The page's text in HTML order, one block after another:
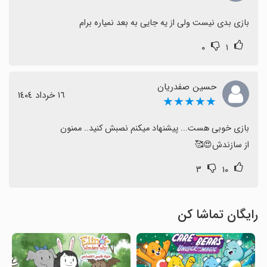
بازی بدی نیست ولی از یه جایی به بعد نمیاره برام
۱ ۰
حسین صفدریان
★★★★★ ١٦ خرداد ١٤٠٤
از سازندش😍🥰
۱۰ ۳
رایگان تماشا کن